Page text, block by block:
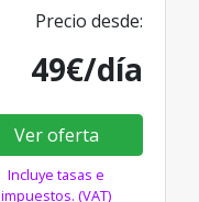
Precio desde:
49€/día
Ver oferta
Incluye tasas e
impuestos. (VAT)